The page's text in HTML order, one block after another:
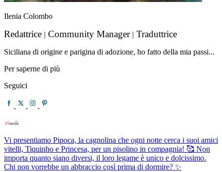
Ilenia Colombo
Redattrice Community Manager Traduttrice
Siciliana di origine e parigina di adozione, ho fatto della mia passi...
Per saperne di più
Seguici
Vi presentiamo Pipoca, la cagnolina che ogni notte cerca i suoi amici
vitelli, Tiquinho e Princesa, per un pisolino in compagnia! 🥰 Non
importa quanto siano diversi, il loro legame è unico e dolcissimo.
Chi non vorrebbe un abbraccio così prima di dormire? ✨